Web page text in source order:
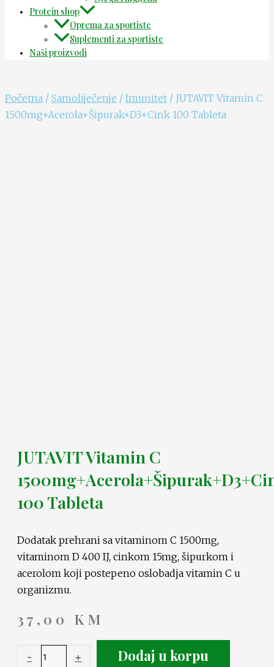
Protein shop
Oprema za sportiste
Suplementi za sportiste
Naši proizvodi
Početna / Samoliječenje / Imunitet / JUTAVIT Vitamin C
1500mg+Acerola+Šipurak+D3+Cink 100 Tableta
JUTAVIT Vitamin C
100 Tableta
Dodatak prehrani sa vitaminom C 1500mg,
vitaminom D 400 IJ, cinkom 15mg, šipurkom i
acerolom koji postepeno oslobadja vitamin C u
organizmu.
37,00 KM
- + Dodaj u korpu